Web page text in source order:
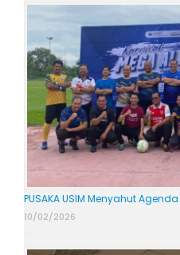
PUSAKA USIM Menyahut
10/02/2026